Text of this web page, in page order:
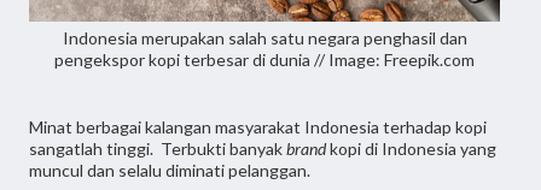
Indonesia merupakan salah satu negara penghasil dan
pengekspor kopi terbesar di dunia // Image: Freepik.com
Minat berbagai kalangan masyarakat Indonesia terhadap kopi
sangatlah tinggi. Terbukti banyakbrandkopi di Indonesia yang
muncul dan selalu diminati pelanggan.